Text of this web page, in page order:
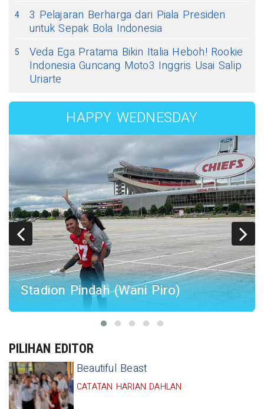
4
3 Pelajaran Berharga dari Piala Presiden
untuk Sepak Bola Indonesia
5
Veda Ega Pratama Bikin Italia Heboh! Rookie
Indonesia Guncang Moto3 Inggris Usai Salip
Uriarte
HAPPY WEDNESDAY
Stadion Pindah (Wani Piro)
PILIHAN EDITOR
Beautiful Beast
CATATAN HARIAN DAHLAN